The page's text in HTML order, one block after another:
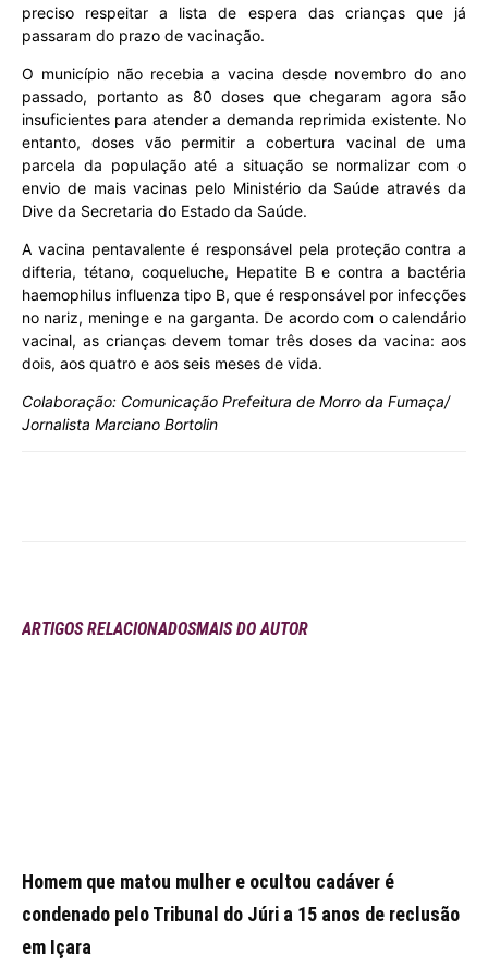
preciso respeitar a lista de espera das crianças que já
passaram do prazo de vacinação.
O município não recebia a vacina desde novembro do ano
passado, portanto as 80 doses que chegaram agora são
insuficientes para atender a demanda reprimida existente. No
entanto, doses vão permitir a cobertura vacinal de uma
parcela da população até a situação se normalizar com o
envio de mais vacinas pelo Ministério da Saúde através da
Dive da Secretaria do Estado da Saúde.
A vacina pentavalente é responsável pela proteção contra a
difteria, tétano, coqueluche, Hepatite B e contra a bactéria
haemophilus influenza tipo B, que é responsável por infecções
no nariz, meninge e na garganta. De acordo com o calendário
vacinal, as crianças devem tomar três doses da vacina: aos
dois, aos quatro e aos seis meses de vida.
Colaboração: Comunicação Prefeitura de Morro da Fumaça/
Jornalista Marciano Bortolin
ARTIGOS RELACIONADOSMAIS DO AUTOR
Homem que matou mulher e ocultou cadáver é
condenado pelo Tribunal do Júri a 15 anos de reclusão
em Içara